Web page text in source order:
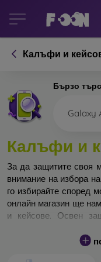
Калъфи и
Бързо
Galaxy
Калъфи и
За да защитите своя
внимание на избора
го избирайте според
онлайн магазин ще
и кейсове. Освен
Кейса за телефон